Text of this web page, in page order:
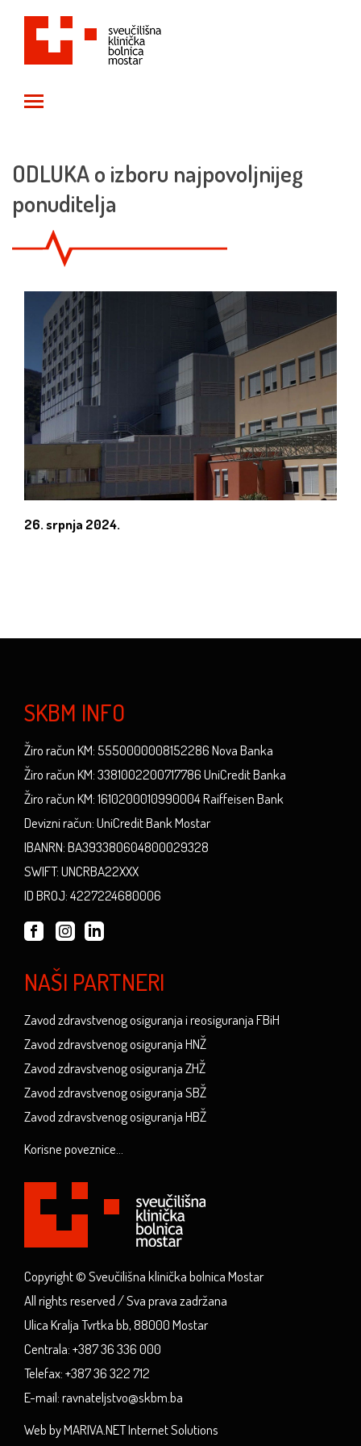
ODLUKA o izboru najpovoljnijeg
ponuditelja
26. srpnja 2024.
SKBM INFO
Žiro račun KM: 5550000008152286 Nova Banka
Žiro račun KM: 3381002200717786 UniCredit Banka
Žiro račun KM: 1610200010990004 Raiffeisen Bank
Devizni račun: UniCredit Bank Mostar
IBANRN: BA393380604800029328
SWIFT: UNCRBA22XXX
ID BROJ: 4227224680006
NAŠI PARTNERI
Zavod zdravstvenog osiguranja i reosiguranja FBiH
Zavod zdravstvenog osiguranja HNŽ
Zavod zdravstvenog osiguranja ZHŽ
Zavod zdravstvenog osiguranja SBŽ
Zavod zdravstvenog osiguranja HBŽ
Korisne poveznice...
Copyright © Sveučilišna klinička bolnica Mostar
All rights reserved / Sva prava zadržana
Ulica Kralja Tvrtka bb, 88000 Mostar
Centrala: +387 36 336 000
Telefax: +387 36 322 712
E-mail: ravnateljstvo@skbm.ba
Web by MARIVA.NET Internet Solutions